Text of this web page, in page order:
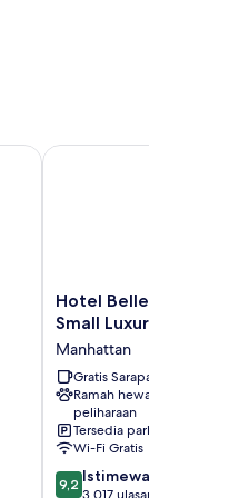
Hotel
Belleclaire
Park,
a
Small
Luxury
Hotel
Manhattan
Hotel Belleclaire
Small Luxury Hotel
Manhattan
Gratis Sarapan
Ramah hewan
peliharaan
Tersedia parkir
Wi-Fi Gratis
9.2
9,2 Istimewa
Hotel Belleclaire